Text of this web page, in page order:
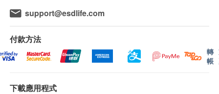
血壓
脈搏及其它器官
血脂
糖尿
進行健康檢查後，一般情況下，需大概5-7個工作天跟
進檢查報告， 工作天不包括星期六、日及公眾假期。
輪侯報告講解時間會因應不同情況 (如個別化驗項目
所需時間或客人指明特定時段) 而有所延長。
親身領取：
於診所辨公時間內親身前往領取
support@esdlife.com
付款方法
轉
帳
下載應用程式